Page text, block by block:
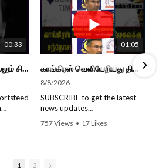
00:33
நாட்டுக்கு நல்லது சொல்லும் சிறப்பான மேடைப்பேச்சு... #shorts #subscribe #video
latest
01:05
காங்கிரஸ் வெளியேறியது திமுகவுக்கு சந்தோசம் தான்... - அமைச்சர் அருண்ராஜ்
8/8/2026
SUBSCRIBE to get the latest
news updates
ROCKFORT TIMES for NEW
757 Views • 17 Likes
1 2